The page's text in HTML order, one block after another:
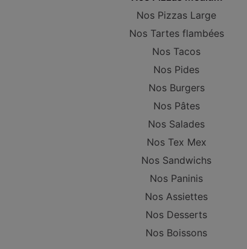
Nos Pizzas Large
Nos Tartes flambées
Nos Tacos
Nos Pides
Nos Burgers
Nos Pâtes
Nos Salades
Nos Tex Mex
Nos Sandwichs
Nos Paninis
Nos Assiettes
Nos Desserts
Nos Boissons